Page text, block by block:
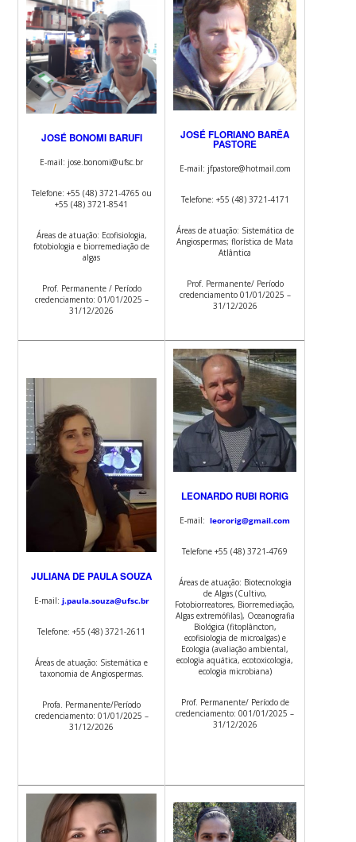
JOSÉ BONOMI BARUFI
E-mail: jose.bonomi@ufsc.br
Telefone: +55 (48) 3721-4765 ou
+55 (48) 3721-8541
Áreas de atuação: Ecofisiologia,
fotobiologia e biorremediação de
algas
Prof. Permanente / Período
credenciamento: 01/01/2025 –
31/12/2026
JOSÉ FLORIANO BARÊA
PASTORE
E-mail: jfpastore@hotmail.com
Telefone: +55 (48) 3721-4171
Áreas de atuação: Sistemática de
Angiospermas; florística de Mata
Atlântica
Prof. Permanente/ Período
credenciamento 01/01/2025 –
31/12/2026
JULIANA DE PAULA SOUZA
E-mail: j.paula.souza@ufsc.br
Telefone: +55 (48) 3721-2611
Áreas de atuação: Sistemática e
taxonomia de Angiospermas.
Profa. Permanente/Período
credenciamento: 01/01/2025 –
31/12/2026
LEONARDO RUBI RORIG
E-mail:leororig@gmail.com
Telefone +55 (48) 3721-4769
Áreas de atuação: Biotecnologia
de Algas (Cultivo,
Fotobiorreatores, Biorremediação,
Algas extremófilas), Oceanografia
Biológica (fitoplâncton,
ecofisiologia de microalgas) e
Ecologia (avaliação ambiental,
ecologia aquática, ecotoxicologia,
ecologia microbiana)
Prof. Permanente/ Período de
credenciamento: 001/01/2025 –
31/12/2026